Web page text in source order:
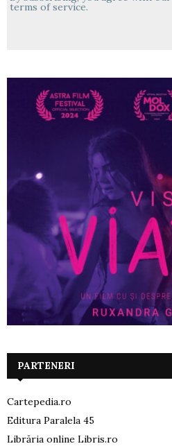
terms of service.
PARTENERI
Cartepedia.ro
Editura Paralela 45
Librăria online Libris.ro